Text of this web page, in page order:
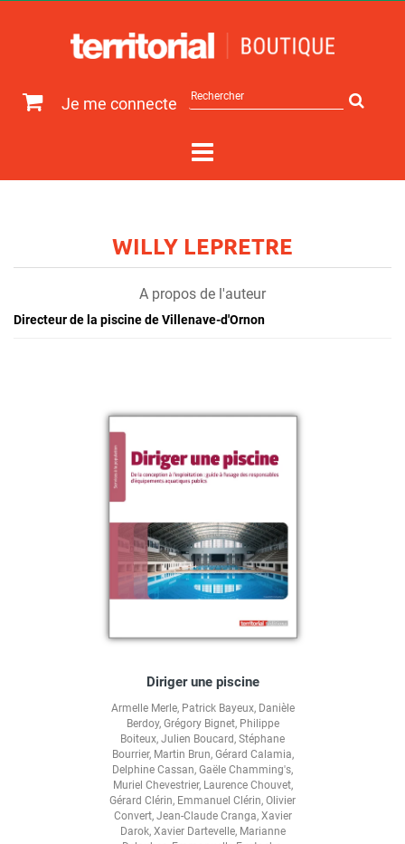
Je me connecte
sur
WILLY LEPRETRE
A propos de l'auteur
Directeur de la piscine de Villenave-d'Ornon
Diriger une piscine
Armelle Merle, Patrick Bayeux, Danièle
Berdoy, Grégory Bignet, Philippe
Boiteux, Julien Boucard, Stéphane
Bourrier, Martin Brun, Gérard Calamia,
Delphine Cassan, Gaële Chamming's,
Muriel Chevestrier, Laurence Chouvet,
Gérard Clérin, Emmanuel Clérin, Olivier
Convert, Jean-Claude Cranga, Xavier
Darok, Xavier Dartevelle, Marianne